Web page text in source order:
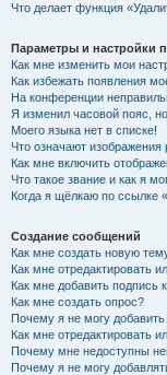
Что делает функция
Параметры и настройки
Как мне изменить мои
Как избежать появления
На конференции
Я изменил часовой пояс,
Моего языка нет в списке!
Что означают
Как мне включить
Что такое звание и как я
Когда я щёлкаю по ссылке
Создание сообщений
Как мне создать новую
Как мне отредактировать
Как мне добавить подпись
Как мне создать опрос?
Почему я не могу
Как мне отредактировать
Почему мне недоступны
Почему я не могу